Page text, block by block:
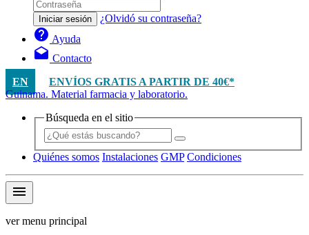
Iniciar sesión ¿Olvidó su contraseña?
help Ayuda
drafts Contacto
EN
ENVÍOS GRATIS A PARTIR DE 40€*
Guinama. Material farmacia y laboratorio.
Búsqueda en el sitio
Quiénes somos Instalaciones GMP Condiciones
menu
ver menu principal